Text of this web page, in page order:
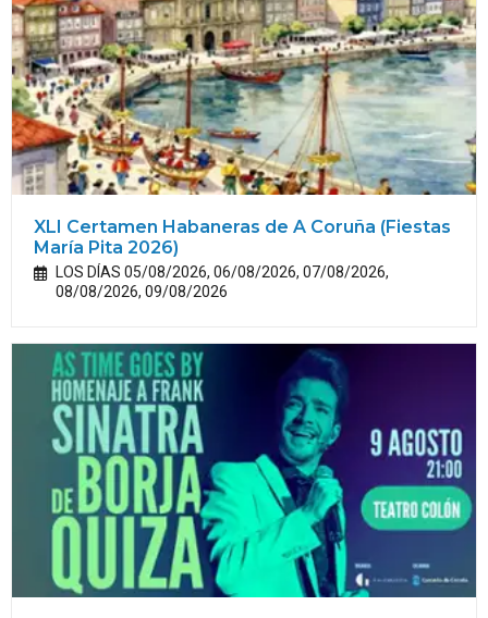
XLI Certamen Habaneras de A Coruña (Fiestas
María Pita 2026)
LOS DÍAS 05/08/2026, 06/08/2026, 07/08/2026,
08/08/2026, 09/08/2026